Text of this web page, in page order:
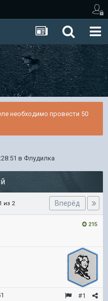
необходимо провести 50
в Флудилка
Вперёд
из 2
215
#1